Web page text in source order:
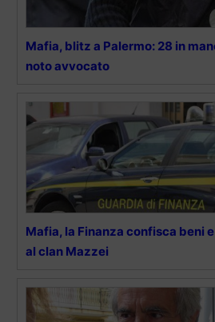
Mafia, blitz a Palermo: 28 in
noto avvocato
Mafia, la Finanza confisca beni
al clan Mazzei